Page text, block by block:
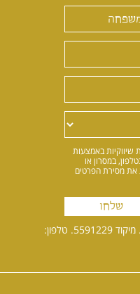
שיווקיות באמצעות
במסרון או
את מסירת הפרטים
שלחו